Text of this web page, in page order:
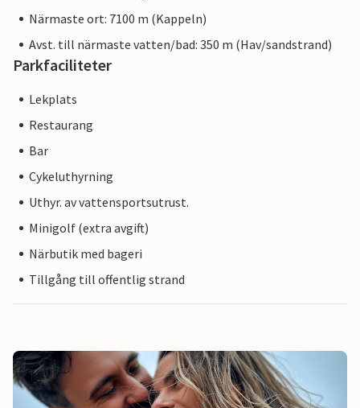
Närmaste ort: 7100 m (Kappeln)
Avst. till närmaste vatten/bad: 350 m (Hav/sandstrand)
Parkfaciliteter
Lekplats
Restaurang
Bar
Cykeluthyrning
Uthyr. av vattensportsutrust.
Minigolf (extra avgift)
Närbutik med bageri
Tillgång till offentlig strand